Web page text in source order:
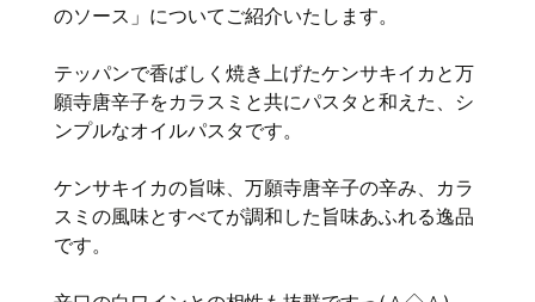
のソース」についてご紹介いたします。
テッパンで香ばしく焼き上げたケンサキイカと万
願寺唐辛子をカラスミと共にパスタと和えた、シ
ンプルなオイルパスタです。
ケンサキイカの旨味、万願寺唐辛子の辛み、カラ
スミの風味とすべてが調和した旨味あふれる逸品
です。